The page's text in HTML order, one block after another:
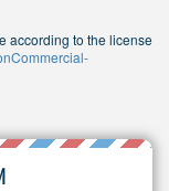
according to the license